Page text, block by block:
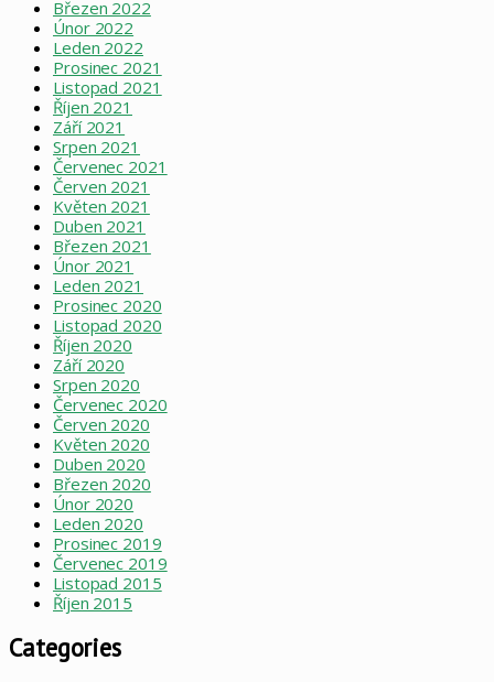
Březen 2022
Únor 2022
Leden 2022
Prosinec 2021
Listopad 2021
Říjen 2021
Září 2021
Srpen 2021
Červenec 2021
Červen 2021
Květen 2021
Duben 2021
Březen 2021
Únor 2021
Leden 2021
Prosinec 2020
Listopad 2020
Říjen 2020
Září 2020
Srpen 2020
Červenec 2020
Červen 2020
Květen 2020
Duben 2020
Březen 2020
Únor 2020
Leden 2020
Prosinec 2019
Červenec 2019
Listopad 2015
Říjen 2015
Categories